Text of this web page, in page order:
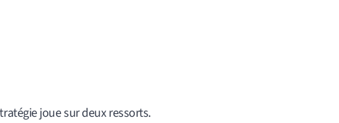
joue sur deux ressorts.